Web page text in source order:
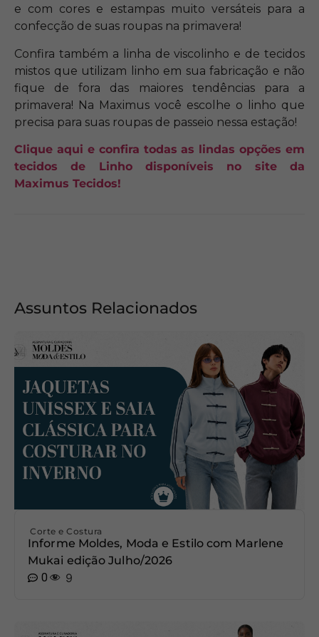
e com cores e estampas muito versáteis para a
confecção de suas roupas na primavera!
Confira também a linha de viscolinho e de tecidos
mistos que utilizam linho em sua fabricação e não
fique de fora das maiores tendências para a
primavera! Na Maximus você escolhe o linho que
precisa para suas roupas de passeio nessa estação!
Clique aqui e confira todas as lindas opções em
tecidos de Linho disponíveis no site da
Maximus Tecidos!
Assuntos Relacionados
Corte e Costura
Informe Moldes, Moda e Estilo com Marlene
Mukai edição Julho/2026
0
9